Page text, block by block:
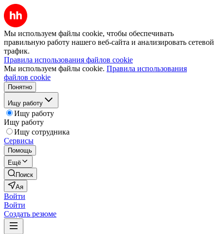
Мы используем файлы cookie, чтобы обеспечивать
правильную работу нашего веб-сайта и анализировать сетевой
трафик.
Правила использования файлов cookie
Мы используем файлы cookie. Правила использования
файлов cookie
Понятно
Ищу работу
Ищу работу
Ищу работу
Ищу сотрудника
Сервисы
Помощь
Ещё
Поиск
Ая
Войти
Войти
Создать резюме